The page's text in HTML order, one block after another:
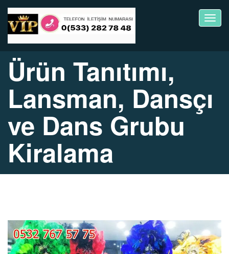
Ürün Tanıtımı,
Lansman, Dansçı
ve Dans Grubu
Kiralama